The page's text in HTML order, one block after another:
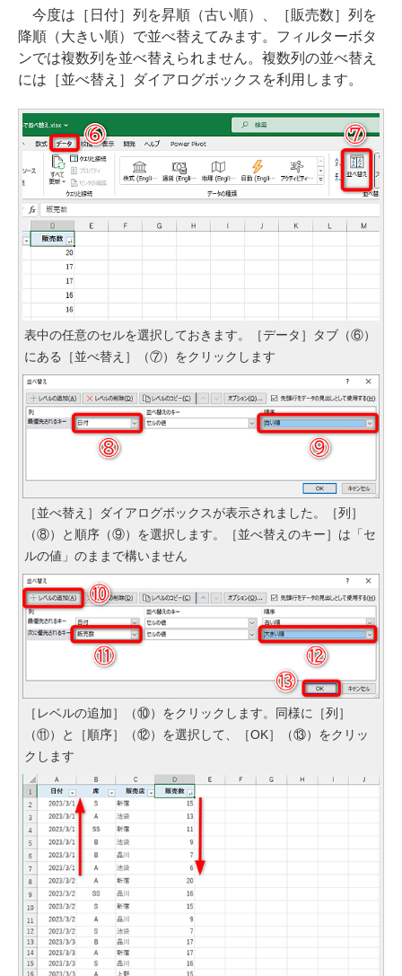
今度は［日付］列を昇順（古い順）、［販売数］列を
降順（大きい順）で並べ替えてみます。フィルターボタ
ンでは複数列を並べ替えられません。複数列の並べ替え
には［並べ替え］ダイアログボックスを利用します。
表中の任意のセルを選択しておきます。［データ］タブ（⑥）
にある［並べ替え］（⑦）をクリックします
［並べ替え］ダイアログボックスが表示されました。［列］
（⑧）と順序（⑨）を選択します。［並べ替えのキー］は「セ
ルの値」のままで構いません
［レベルの追加］（⑩）をクリックします。同様に［列］
（⑪）と［順序］（⑫）を選択して、［OK］（⑬）をクリッ
クします